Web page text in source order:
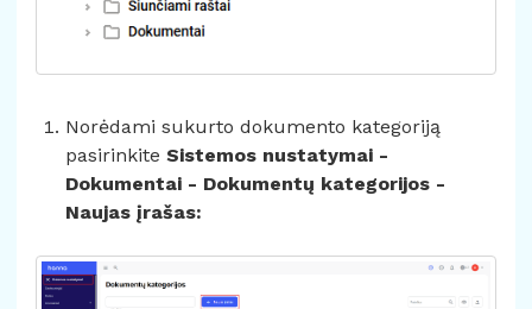
Norėdami sukurto dokumento kategoriją
pasirinkite Sistemos nustatymai -
Dokumentai - Dokumentų kategorijos -
Naujas įrašas: